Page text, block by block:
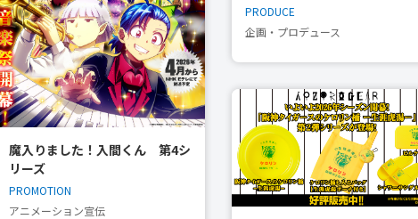
PRODUCE
企画・プロデュース
魔入りました！入間くん 第4シ
リーズ
PROMOTION
アニメーション宣伝